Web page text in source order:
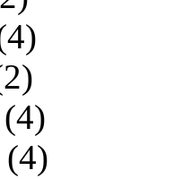
(4)
(4)